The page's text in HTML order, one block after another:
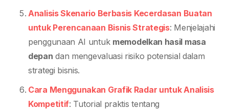
Analisis Skenario Berbasis Kecerdasan Buatan
untuk Perencanaan Bisnis Strategis: Menjelajahi
penggunaan AI untuk memodelkan hasil masa
depan dan mengevaluasi risiko potensial dalam
strategi bisnis.
Cara Menggunakan Grafik Radar untuk Analisis
Kompetitif: Tutorial praktis tentang